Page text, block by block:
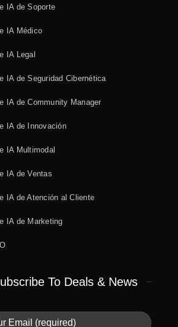
IA de Soporte
IA Médico
IA Legal
IA de Seguridad Cibernética
IA de Community Manager
IA de Innovación
IA Multimodal
IA de Ventas
IA de Atención al Cliente
IA de Marketing
To Deals & News